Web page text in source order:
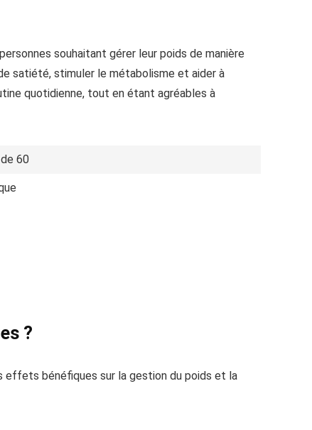
souhaitant gérer leur poids de manière
satiété, stimuler le métabolisme et aider à
quotidienne, tout en étant agréables à
60
?
effets bénéfiques sur la gestion du poids et la